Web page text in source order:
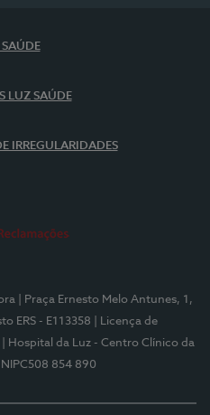
SAÚDE
LUZ SAÚDE
IRREGULARIDADES
| Praça Ernesto Melo Antunes, 1,
ERS - E113358
| Licença de
| Hospital da Luz - Centro Clínico da
| NIPC508 854 890